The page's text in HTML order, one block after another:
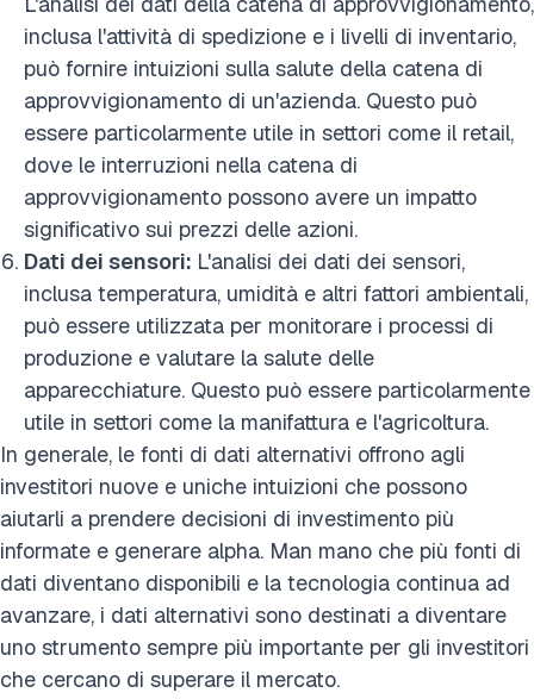
inclusa l'attività di spedizione e i livelli di inventario,
può fornire intuizioni sulla salute della catena di
approvvigionamento di un'azienda. Questo può
essere particolarmente utile in settori come il retail,
dove le interruzioni nella catena di
approvvigionamento possono avere un impatto
significativo sui prezzi delle azioni.
Dati dei sensori: L'analisi dei dati dei sensori,
inclusa temperatura, umidità e altri fattori ambientali,
può essere utilizzata per monitorare i processi di
produzione e valutare la salute delle
apparecchiature. Questo può essere particolarmente
utile in settori come la manifattura e l'agricoltura.
In generale, le fonti di dati alternativi offrono agli
investitori nuove e uniche intuizioni che possono
aiutarli a prendere decisioni di investimento più
informate e generare alpha. Man mano che più fonti di
dati diventano disponibili e la tecnologia continua ad
avanzare, i dati alternativi sono destinati a diventare
uno strumento sempre più importante per gli investitori
che cercano di superare il mercato.